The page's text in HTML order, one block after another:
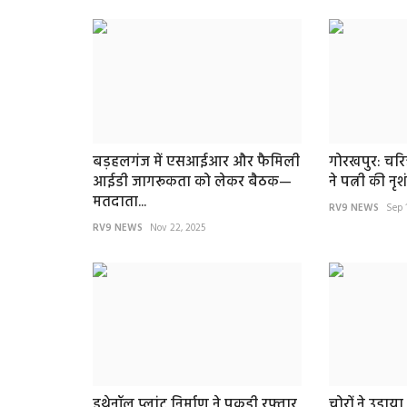
बड़हलगंज में एसआईआर और फैमिली
आईडी जागरूकता को लेकर बैठक—
मतदाता...
RV9 NEWS Nov 22, 2025
गोरखपुर:
ने पत्नी की
RV9 NEWS Sep
मऊ